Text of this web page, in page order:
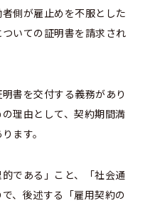
側が雇止めを不服とした
いての証明書を請求され
書を交付する義務があり
理由として、契約期間満
ます。
である」こと、「社会通
、後述する「雇用契約の